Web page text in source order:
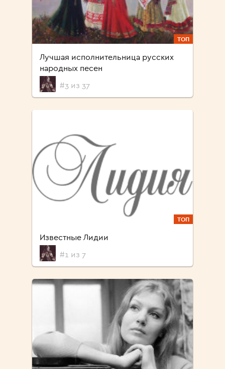
ТОП
Лучшая исполнительница русских
народных песен
#3 из 37
ТОП
Известные Лидии
#1 из 7